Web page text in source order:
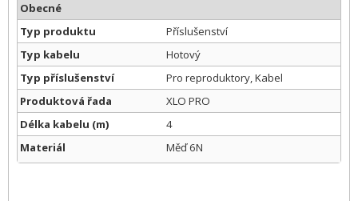
Obecné
Typ produktu
Příslušenství
Typ kabelu
Hotový
Typ příslušenství
Pro reproduktory, Kabel
Produktová řada
XLO PRO
Délka kabelu (m)
4
Materiál
Měď 6N